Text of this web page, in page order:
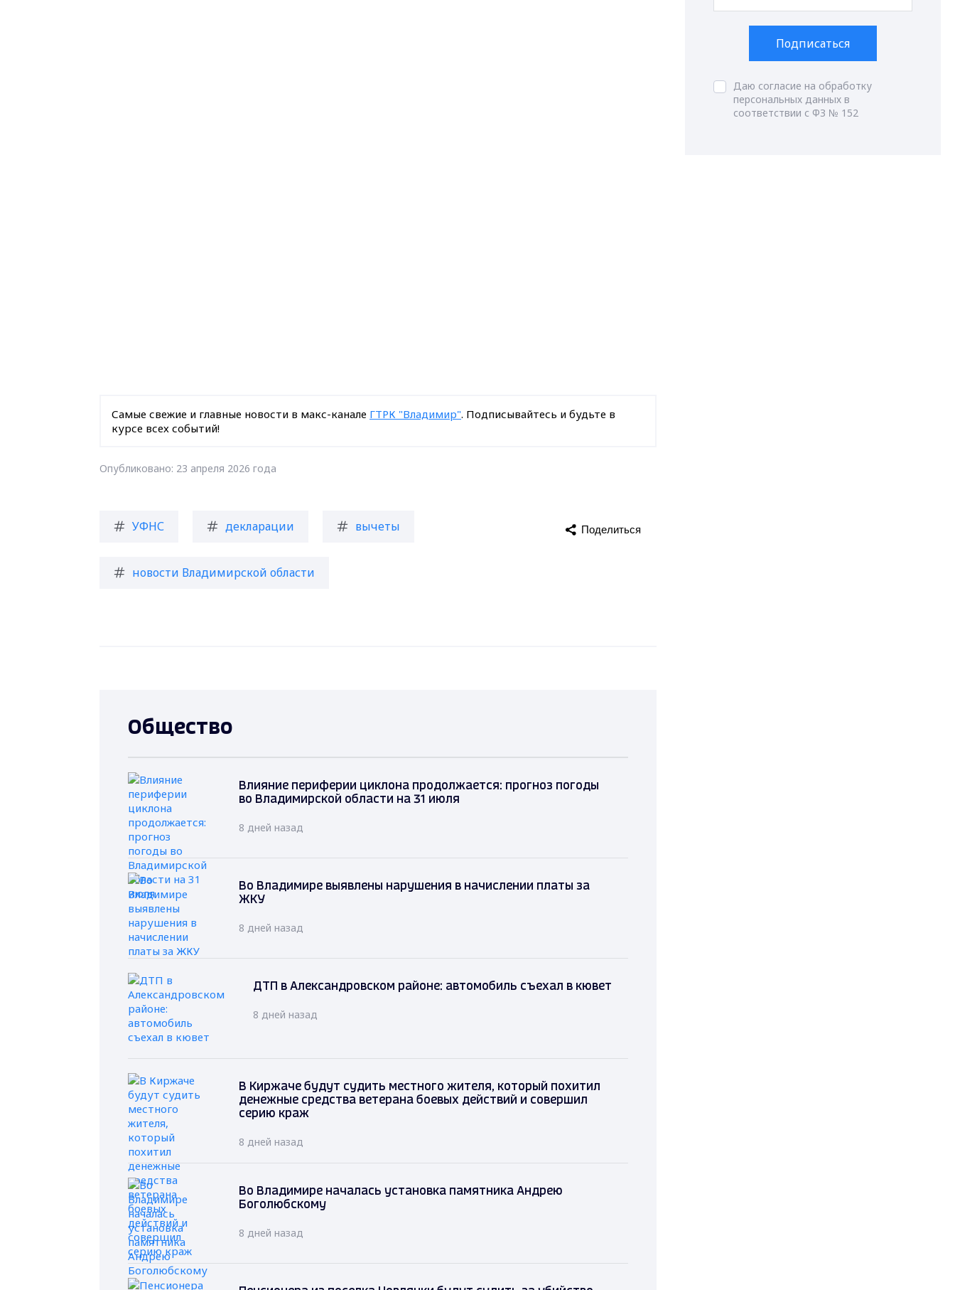
Самые свежие и главные новости в макс-канале ГТРК "Владимир". Подписывайтесь и будьте в
курсе всех событий!
Опубликовано: 23 апреля 2026 года
УФНС декларации вычеты
новости Владимирской области
Поделиться
Общество
Влияние периферии циклона продолжается: прогноз погоды
во Владимирской области на 31 июля
8 дней назад
Во Владимире выявлены нарушения в начислении платы за
ЖКУ
8 дней назад
ДТП в Александровском районе: автомобиль съехал в кювет
8 дней назад
В Киржаче будут судить местного жителя, который похитил
денежные средства ветерана боевых действий и совершил
серию краж
8 дней назад
Во Владимире началась установка памятника Андрею
Боголюбскому
8 дней назад
Подписаться
Даю согласие на обработку
персональных данных в
соответствии с ФЗ № 152